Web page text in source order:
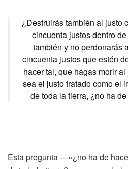
¿Destruirás también al justo
cincuenta justos dentro
también y no perdonarás
cincuenta justos que estén
hacer tal, que hagas morir
sea el justo tratado como el
de toda la tierra, ¿no ha
Esta pregunta —»¿no ha de